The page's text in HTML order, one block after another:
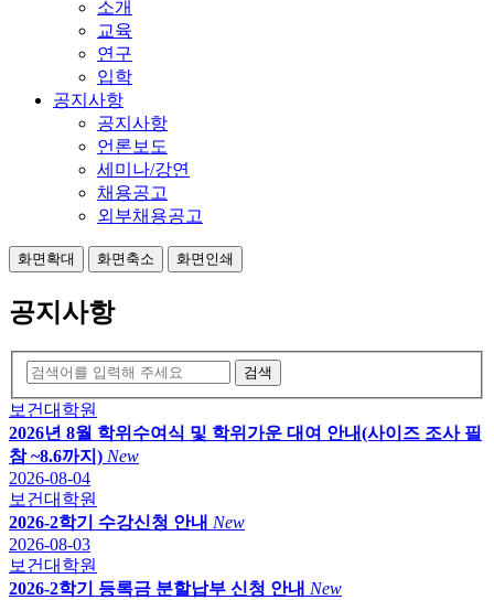
소개
교육
연구
입학
공지사항
공지사항
언론보도
세미나/강연
채용공고
외부채용공고
화면확대 화면축소 화면인쇄
공지사항
검색
보건대학원
2026년 8월 학위수여식 및 학위가운 대여 안내(사이즈 조사 필
참 ~8.6까지) New
2026-08-04
보건대학원
2026-2학기 수강신청 안내 New
2026-08-03
보건대학원
2026-2학기 등록금 분할납부 신청 안내 New